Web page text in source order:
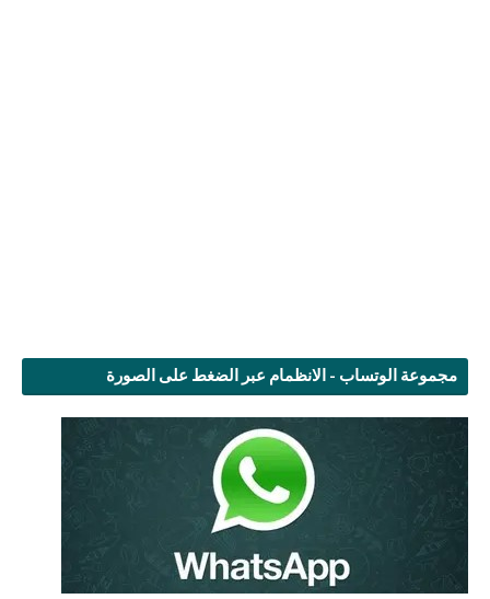
مجموعة الوتساب - الانظمام عبر الضغط على الصورة